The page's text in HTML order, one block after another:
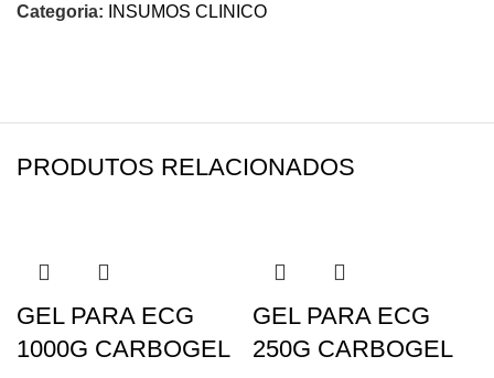
Categoria: INSUMOS CLINICO
PRODUTOS RELACIONADOS
GEL PARA ECG
1000G CARBOGEL
GEL PARA ECG
250G CARBOGEL